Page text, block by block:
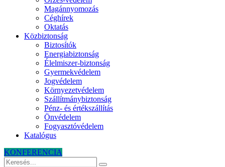
Magánnyomozás
Céghírek
Oktatás
Közbiztonság
Biztosítók
Energiabiztonság
Élelmiszer-biztonság
Gyermekvédelem
Jogvédelem
Környezetvédelem
Szállítmánybiztonság
Pénz- és értékszállítás
Önvédelem
Fogyasztóvédelem
Katalógus
KONFERENCIA